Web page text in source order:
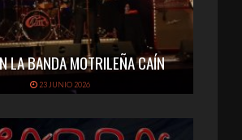
LA BANDA MOTRILEÑA CAÍN
23 JUNIO 2026